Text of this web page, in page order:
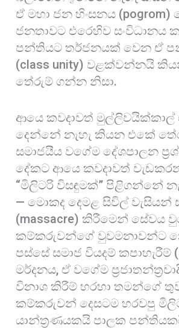
ඒ මහා ජන හිංසනය (pogrom)
ජනතාවට එරෙහිව සංවිධානය
පන්තියට තර්ජනයක් වෙන ඒ
(class unity) වළක්වන්නයි
තේරුම් ගන්න නිසා.
ආයෙ කවදාවත්
දෙන්නේ නැහැ කියන එකේ
සමාජයීය වගේම දේශපාලන
දේකට ආයෙ කවදාවත්
“මිලිටරි විසඳුමක්” පිළිගන්නේ
— මොකද දෙමළ සිවිල් වැසියන්
(massacre) කිරීමෙන් සේවය
කම්කරුවන්ගේ වුවමනාවන්ට
පස්සේ සමාජ වියදම් කපාහැරීම්
මර්දනය, ඒ වගේම
විනාශ කිරීම් හරහා තමන්ගේ
කම්කරුවන් දෙසටම හරවපු
යාන්ත්‍රණයකයි පාලක